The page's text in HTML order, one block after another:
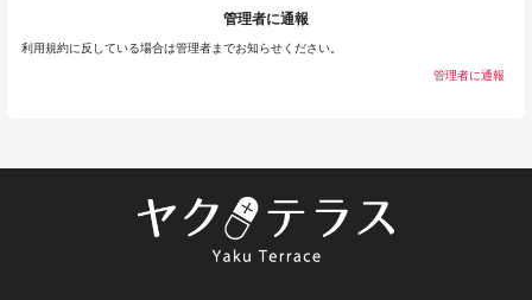
管理者に通報
利用規約に反している場合は管理者までお知らせください。
管理者に通報